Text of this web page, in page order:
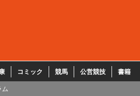
コミック 競馬 公営競技 書籍
ム